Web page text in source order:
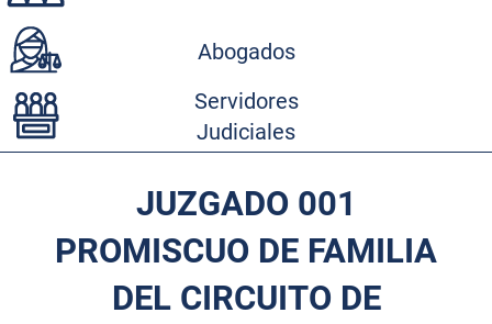
Abogados
Servidores
Judiciales
JUZGADO 001
PROMISCUO DE FAMILIA
DEL CIRCUITO DE